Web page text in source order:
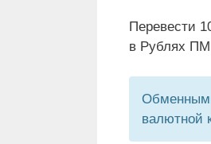
Перевести
в Рублях
валютной